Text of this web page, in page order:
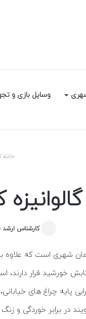
وسایل بازی و
خانه/
کارشناس
شهری است که علاوه
خورشید قرار
پایه چراغ های
در برابر خوردگی و